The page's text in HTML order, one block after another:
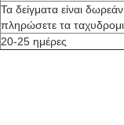
Τα δείγματα είναι
πληρώσετε τα
20-25 ημέρες